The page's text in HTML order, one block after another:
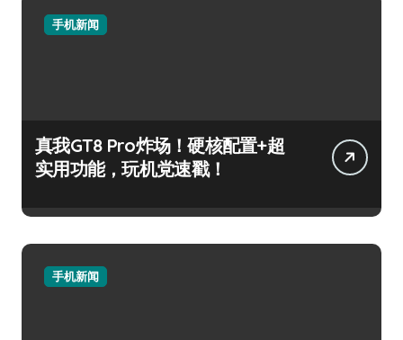
手机新闻
真我GT8 Pro炸场！硬核配置+超
实用功能，玩机党速戳！
手机新闻